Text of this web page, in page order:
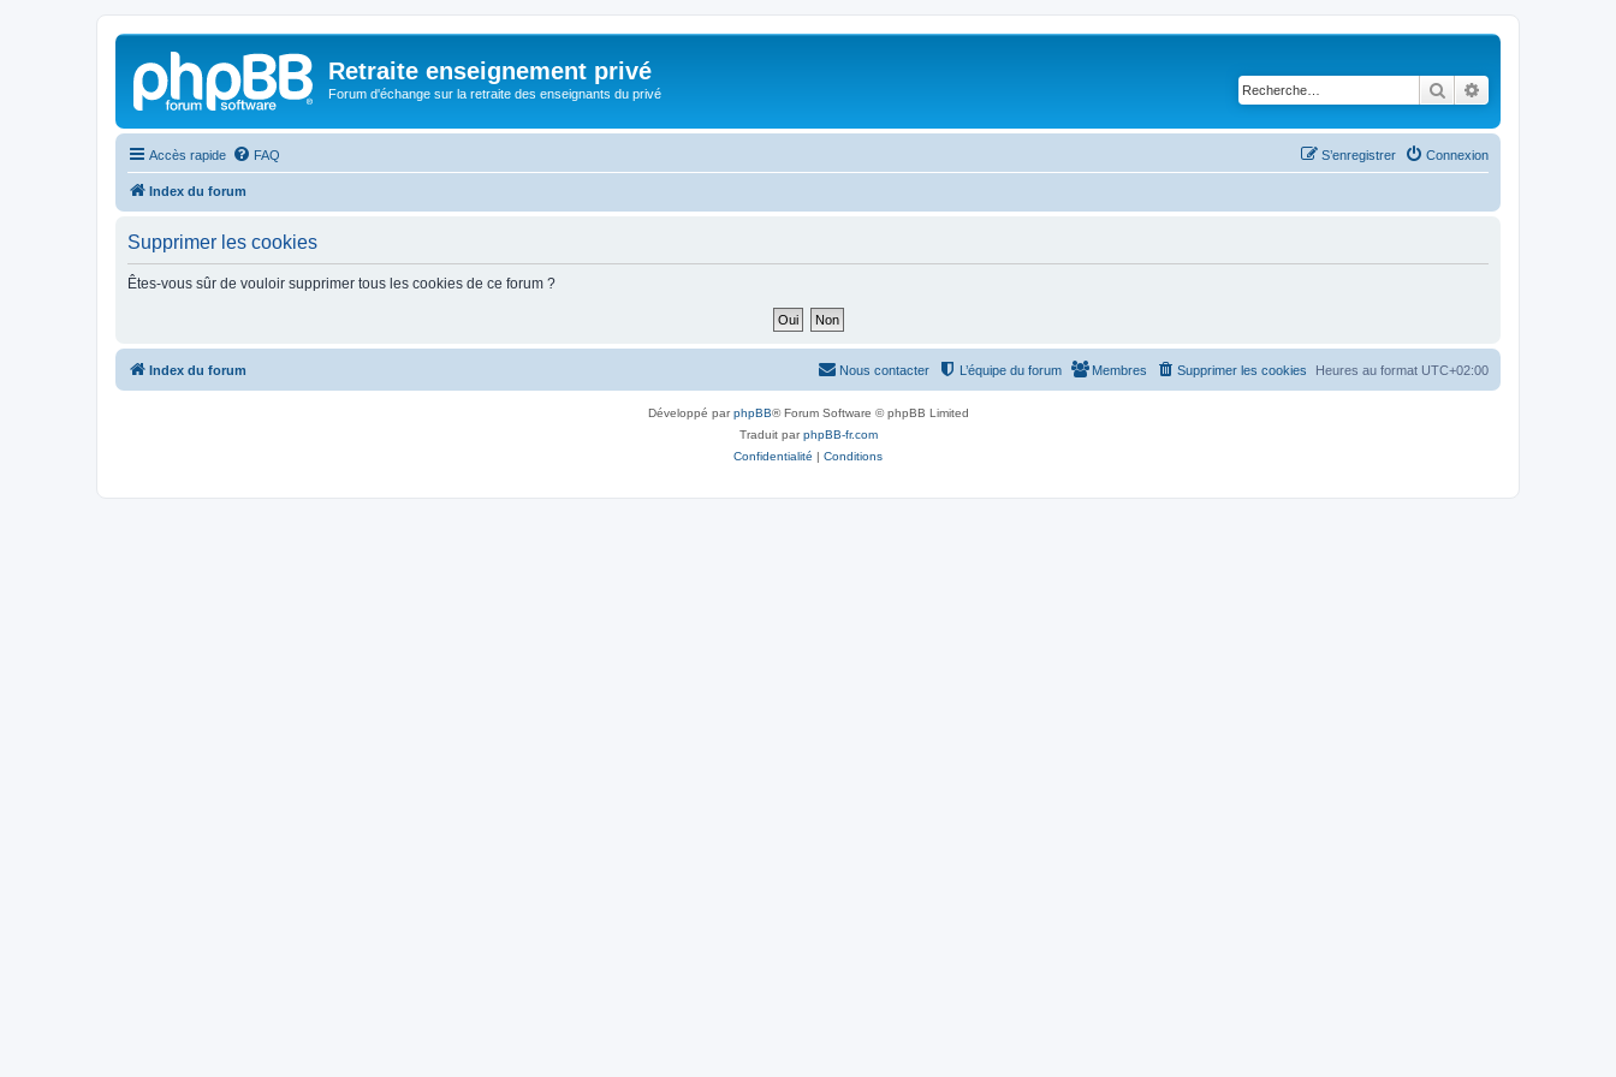
Retraite enseignement privé
Forum d'échange sur la retraite des enseignants du privé Rechercher
Accès rapide FAQ Connexion
S’enregistrer
Index du forum
Supprimer les cookies
Êtes-vous sûr de vouloir supprimer tous les cookies de ce forum ?
Index du forum Heures au format UTC+02:00
Supprimer les cookies
Membres
L’équipe du forum
Nous contacter
Développé parphpBB® Forum Software © phpBB Limited
Traduit parphpBB-fr.com
Confidentialité | Conditions